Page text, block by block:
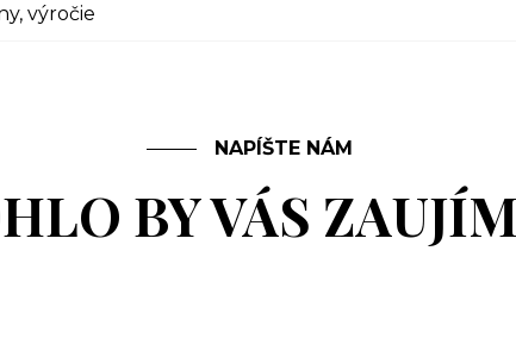
, výročie
NAPÍŠTE NÁM
BY VÁS